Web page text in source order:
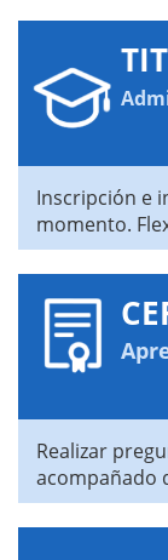
Inscripción e
momento.
Realizar
acompañado